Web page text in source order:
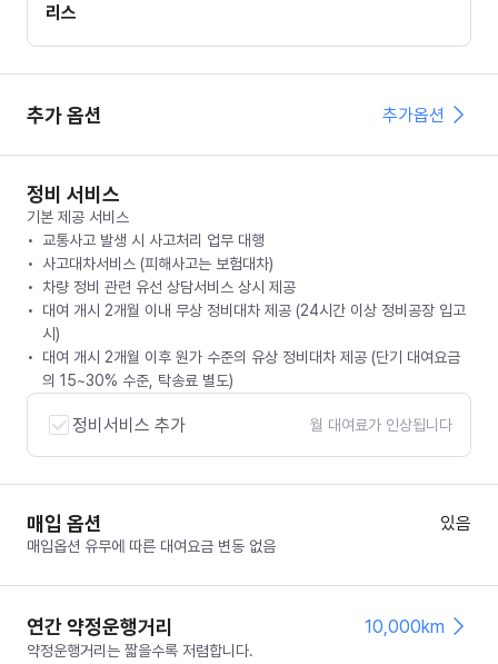
리스
추가 옵션 추가옵션
정비 서비스
기본 제공 서비스
교통사고 발생 시 사고처리 업무 대행
사고대차서비스 (피해사고는 보험대차)
차량 정비 관련 유선 상담서비스 상시 제공
대여 개시 2개월 이내 무상 정비대차 제공 (24시간 이상 정비공장 입고
시)
대여 개시 2개월 이후 원가 수준의 유상 정비대차 제공 (단기 대여요금
의 15~30% 수준, 탁송료 별도)
정비서비스 추가 월 대여료가 인상됩니다
매입 옵션 있음
매입옵션 유무에 따른 대여요금 변동 없음
연간 약정운행거리 10,000km
약정운행거리는 짧을수록 저렴합니다.